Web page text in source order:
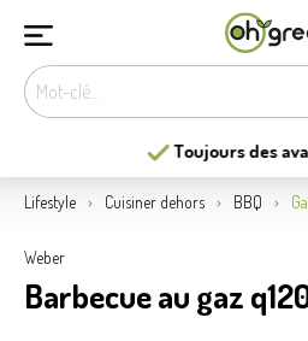
Toujours des avantages
Lifestyle Cuisiner dehors BBQ
Weber
Barbecue au gaz